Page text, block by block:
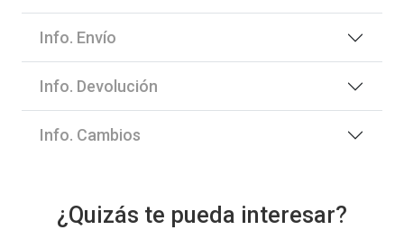
Info. Envío
Info. Devolución
Info. Cambios
¿Quizás te pueda interesar?